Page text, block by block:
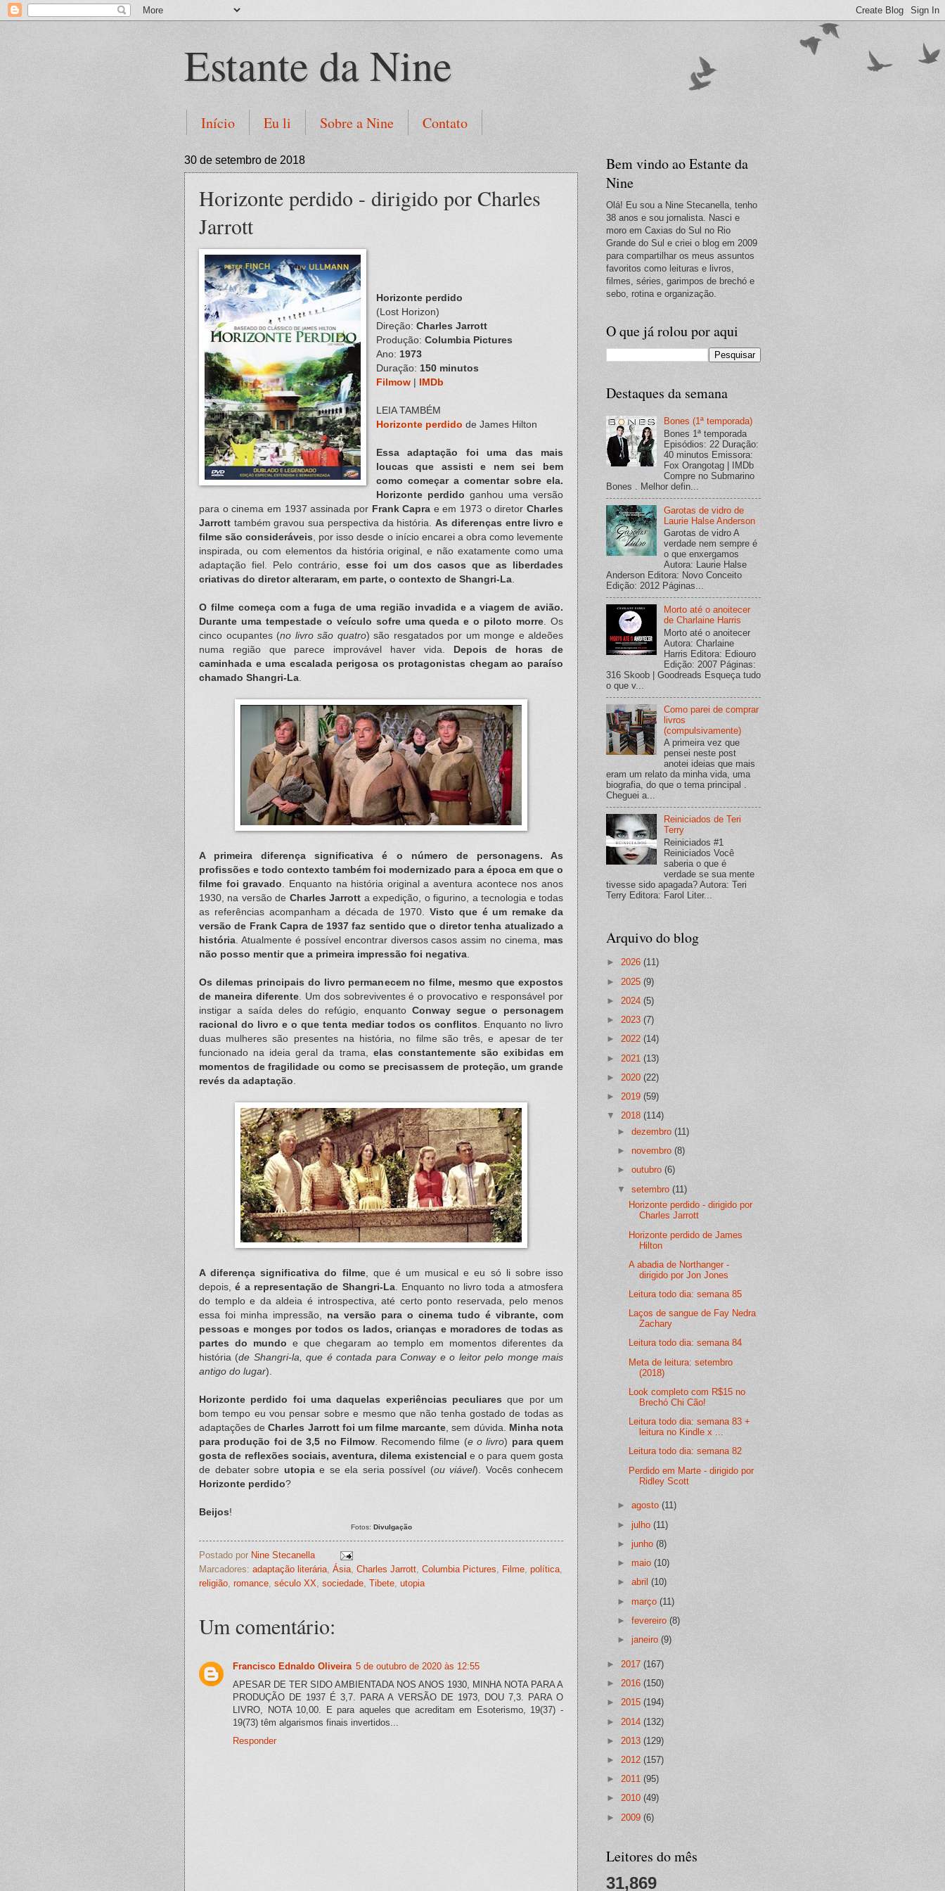
Estante da Nine
Início Eu li Sobre a Nine Contato
30 de setembro de 2018
Horizonte perdido - dirigido por Charles
Jarrott
Horizonte perdido
(Lost Horizon)
Direção: Charles Jarrott
Produção: Columbia Pictures
Ano: 1973
Duração: 150 minutos
Filmow| IMDb
LEIA TAMBÉM
Horizonte perdido de James Hilton
Essa adaptação foi uma das mais
loucas que assisti e nem sei bem
como começar a comentar sobre ela.
Horizonte perdido ganhou uma versão
para o cinema em 1937 assinada por Frank Capra e em 1973 o diretorCharles
Jarrott também gravou sua perspectiva da história.As diferenças entre livro e
filme são consideráveis , por isso desde o início encarei a obra como levemente
inspirada, ou com elementos da história original, e não exatamente como uma
adaptação fiel. Pelo contrário,esse foi um dos casos que as liberdades
criativas do diretor alteraram, em parte, o contexto de Shangri-La
O filme começa com a fuga de uma região invadida e a viagem de avião.
Durante uma tempestade o veículo sofre uma queda e o piloto morre . Os
cinco ocupantes (no livro são quatro) são resgatados por um monge e aldeões
numa região que parece improvável haver vida.
Depois de horas de
caminhada e uma escalada perigosa os protagonistas chegam ao paraíso
chamado Shangri-La
A primeira diferença significativa é o número de personagens. As
profissões e todo contexto também foi modernizado para a época em que o
filme foi gravado . Enquanto na história original a aventura acontece nos anos
1930, na versão de Charles Jarrott a expedição, o figurino, a tecnologia e todas
as referências acompanham a década de 1970. Visto que é um remake da
versão de Frank Capra de 1937 faz sentido que o diretor tenha atualizado a
história . Atualmente é possível encontrar diversos casos assim no cinema, mas
não posso mentir que a primeira impressão foi negativa
Os dilemas principais do livro permanecem no filme, mesmo que expostos
de maneira diferente. Um dos sobreviventes é o provocativo e responsável por
instigar a saída deles do refúgio, enquanto Conway segue o personagem
racional do livro e o que tenta mediar todos os conflitos . Enquanto no livro
duas mulheres são presentes na história, no filme são três, e apesar de ter
funcionado na ideia geral da trama, elas constantemente são exibidas em
momentos de fragilidade ou como se precisassem de proteção, um grande
revés da adaptação
A diferença significativa do filme, que é um musical e eu só li sobre isso
depois,é a representação de Shangri-La. Enquanto no livro toda a atmosfera
do templo e da aldeia é introspectiva, até certo ponto reservada, pelo menos
essa foi minha impressão, na versão para o cinema tudo é vibrante, com
pessoas e monges por todos os lados, crianças e moradores de todas as
partes do mundo e que chegaram ao templo em momentos diferentes da
história (de Shangri-la, que é contada para Conway e o leitor pelo monge mais
antigo do lugar).
Horizonte perdido foi uma daquelas experiências peculiares que por um
bom tempo eu vou pensar sobre e mesmo que não tenha gostado de todas as
adaptações deCharles Jarrott foi um filme marcante , sem dúvida.
Minha nota
para produção foi de 3,5 no Filmow. Recomendo filme (e o livro) para quem
gosta de reflexões sociais, aventura, dilema existencial e o para quem gosta
de debater sobre utopia e se ela seria possível (ou viável). Vocês conhecem
Horizonte perdido?
Beijos!
Fotos: Divulgação
Postado por Nine Stecanella
Marcadores: adaptação literária Ásia Charles Jarrott Columbia Pictures Filme política
religião romance século XX sociedade Tibete utopia
Um comentário:
Francisco Ednaldo Oliveira 5 de outubro de 2020 às 12:55
APESAR DE TER SIDO AMBIENTADA NOS ANOS 1930, MINHA NOTA PARA A
PRODUÇÃO DE 1937 É 3,7. PARA A VERSÃO DE 1973, DOU 7,3. PARA O
LIVRO, NOTA 10,00. E para aqueles que acreditam em Esoterismo, 19(37) -
19(73) têm algarismos finais invertidos...
Responder
Bem vindo ao Estante da
Nine
Olá! Eu sou a Nine Stecanella, tenho
38 anos e sou jornalista. Nasci e
moro em Caxias do Sul no Rio
Grande do Sul e criei o blog em 2009
para compartilhar os meus assuntos
favoritos como leituras e livros,
filmes, séries, garimpos de brechó e
sebo, rotina e organização.
O que já rolou por aqui
Destaques da semana
Bones (1ª temporada)
Bones 1ª temporada
Episódios: 22 Duração:
40 minutos Emissora:
Fox Orangotag | IMDb
Compre no Submarino
Bones . Melhor defin...
Garotas de vidro de
Laurie Halse Anderson
Garotas de vidro A
verdade nem sempre é
o que enxergamos
Autora: Laurie Halse
Anderson Editora: Novo Conceito
Edição: 2012 Páginas...
Morto até o anoitecer
de Charlaine Harris
Morto até o anoitecer
Autora: Charlaine
Harris Editora: Ediouro
Edição: 2007 Páginas:
316 Skoob | Goodreads Esqueça tudo
o que v...
Como parei de comprar
livros
(compulsivamente)
A primeira vez que
pensei neste post
anotei ideias que mais
eram um relato da minha vida, uma
biografia, do que o tema principal .
Cheguei a...
Reiniciados de Teri
Terry
Reiniciados #1
Reiniciados Você
saberia o que é
verdade se sua mente
tivesse sido apagada? Autora: Teri
Terry Editora: Farol Liter...
Arquivo do blog
► 2026 (11)
► 2025 (9)
► 2024 (5)
► 2023 (7)
► 2022 (14)
► 2021 (13)
► 2020 (22)
► 2019 (59)
▼ 2018 (114)
►dezembro(11)
►novembro(8)
►outubro(6)
▼setembro(11)
Horizonte perdido - dirigido por
Charles Jarrott
Horizonte perdido de James
Hilton
A abadia de Northanger -
dirigido por Jon Jones
Leitura todo dia: semana 85
Laços de sangue de Fay Nedra
Zachary
Leitura todo dia: semana 84
Meta de leitura: setembro
(2018)
Look completo com R$15 no
Brechó Chi Cão!
Leitura todo dia: semana 83 +
leitura no Kindle x ...
Leitura todo dia: semana 82
Perdido em Marte - dirigido por
Ridley Scott
►agosto(11)
►julho(11)
►junho(8)
►maio(10)
►abril(10)
►março(11)
►fevereiro(8)
►janeiro(9)
► 2017 (167)
► 2016 (150)
► 2015 (194)
► 2014 (132)
► 2013 (129)
► 2012 (157)
► 2011 (95)
► 2010 (49)
► 2009 (6)
Leitores do mês
31,869